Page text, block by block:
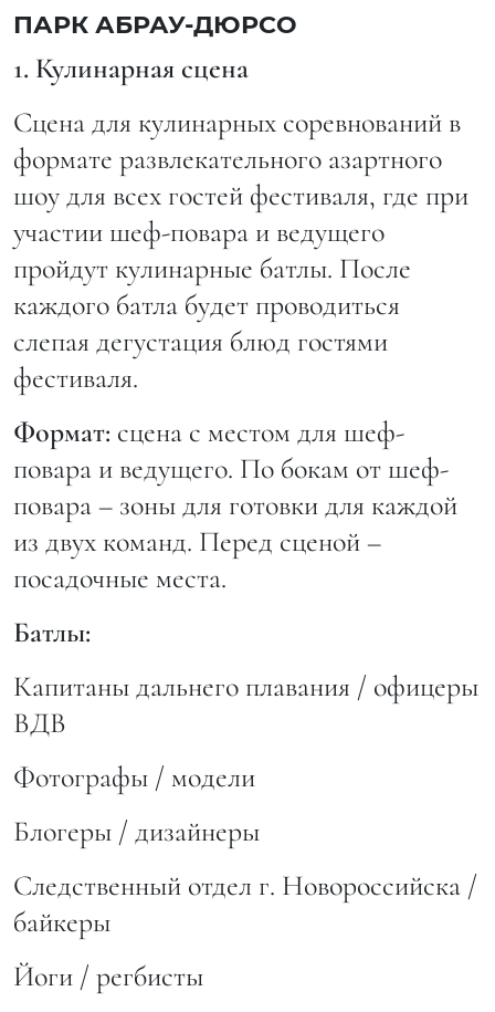
ПАРК АБРАУ-ДЮРСО
1. Кулинарная сцена
Сцена для кулинарных соревнований в
формате развлекательного азартного
шоу для всех гостей фестиваля, где при
участии шеф-повара и ведущего
пройдут кулинарные батлы. После
каждого батла будет проводиться
слепая дегустация блюд гостями
фестиваля.
Формат: сцена с местом для шеф-
повара и ведущего. По бокам от шеф-
повара – зоны для готовки для каждой
из двух команд. Перед сценой –
посадочные места.
Батлы:
Капитаны дальнего плавания / офицеры
ВДВ
Фотографы / модели
Блогеры / дизайнеры
Следственный отдел г. Новороссийска /
байкеры
Йоги / регбисты